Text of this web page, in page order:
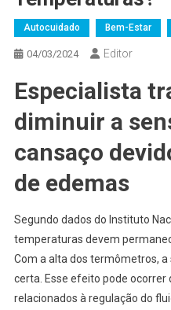
Autocuidado Bem-Estar
04/03/2024 Editor
Especialista
diminuir a
cansaço
de edemas
Segundo dados do Instituto
temperaturas devem
Com a alta dos termômetros, a
certa. Esse efeito pode ocorrer
relacionados à regulação do